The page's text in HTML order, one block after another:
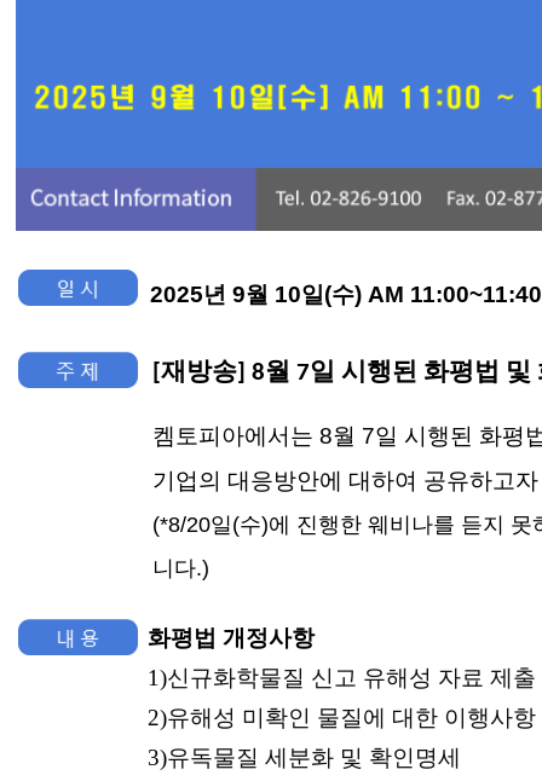
2025년 9월 10일(수) AM
재방송 ] 8월 7일 시행된 화평법 및
켐토피아에서는 8월 7일 시행된 화평
기업의 대응방안에 대하여 공유하고
(*8/20일(수)에 진행한 웨비나를 듣지
니다.)
화평법 개정사항
1)신규화학물질 신고 유해성 자료 제
2)유해성 미확인 물질에 대한 이행사항
3)유독물질 세분화 및 확인명세